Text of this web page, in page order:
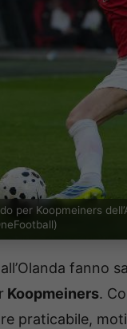
per Koopmeiners
fanno
Koopmeiners.
praticabile,